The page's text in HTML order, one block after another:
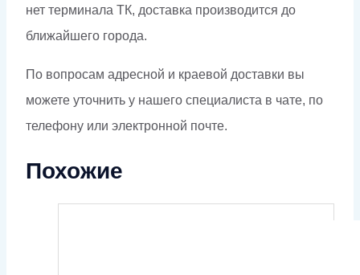
нет терминала ТК, доставка производится до
ближайшего города.
По вопросам адресной и краевой доставки вы
можете уточнить у нашего специалиста в чате, по
телефону или электронной почте.
Похожие